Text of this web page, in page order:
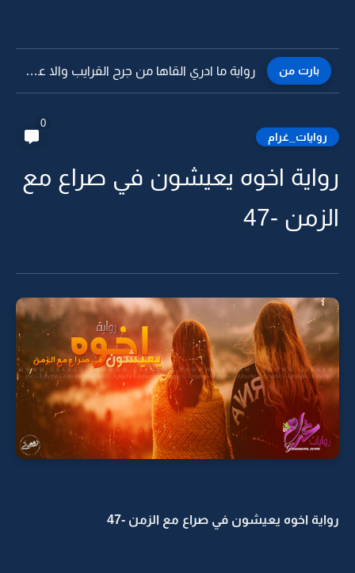
بارت من رواية ما ادري القاها من جرح القرايب والا عذاب الاحباب...
روايات_غرام
0
رواية اخوه يعيشون في صراع مع
الزمن -47
رواية اخوه يعيشون في صراع مع الزمن -47